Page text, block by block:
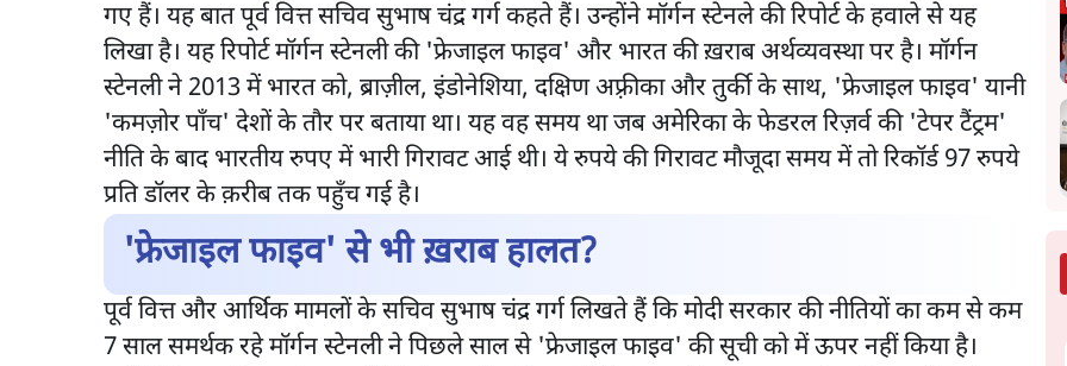
गए हैं। यह बात पूर्व वित्त सचिव सुभाष चंद्र गर्ग कहते हैं। उन्होंने मॉर्गन स्टेनले की रिपोर्ट के हवाले से यह
लिखा है। यह रिपोर्ट मॉर्गन स्टेनली की 'फ्रेजाइल फाइव' और भारत की ख़राब अर्थव्यवस्था पर है। मॉर्गन
स्टेनली ने 2013 में भारत को, ब्राज़ील, इंडोनेशिया, दक्षिण अफ़्रीका और तुर्की के साथ, 'फ्रेजाइल फाइव' यानी
'कमज़ोर पाँच' देशों के तौर पर बताया था। यह वह समय था जब अमेरिका के फेडरल रिज़र्व की 'टेपर टैंट्रम'
नीति के बाद भारतीय रुपए में भारी गिरावट आई थी। ये रुपये की गिरावट मौजूदा समय में तो रिकॉर्ड 97 रुपये
प्रति डॉलर के क़रीब तक पहुँच गई है।
'फ्रेजाइल फाइव' से भी ख़राब हालत?
पूर्व वित्त और आर्थिक मामलों के सचिव सुभाष चंद्र गर्ग लिखते हैं कि मोदी सरकार की नीतियों का कम से कम
7 साल समर्थक रहे मॉर्गन स्टेनली ने पिछले साल से 'फ्रेजाइल फाइव' की सूची को में ऊपर नहीं किया है।